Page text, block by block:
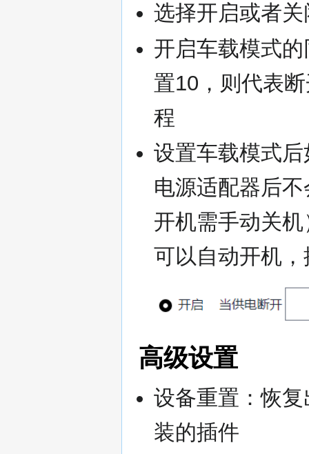
选择开启或者
开启车载模式
置10，则代表
程
设置车载模式
电源适配器后
开机需手动关
可以自动开机
高级设置
设备重置：恢
装的插件